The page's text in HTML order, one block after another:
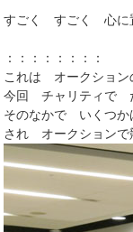
すごく すごく 心に
：：：：：：：：
これは オークション
今回 チャリティで
そのなかで いくつ
され オークションで